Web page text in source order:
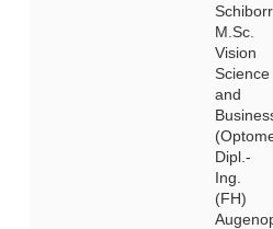
Schiborr,
M.Sc.
Vision
Science
and
Dipl.-
Ing.
(FH)